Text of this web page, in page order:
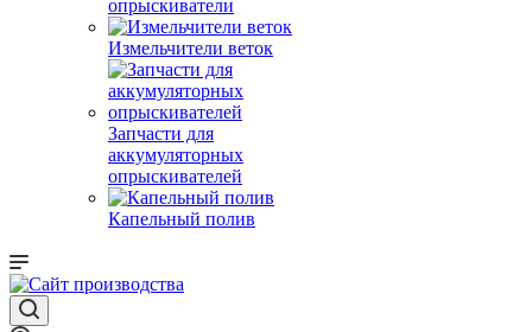
опрыскиватели
Измельчители веток
Запчасти для
аккумуляторных
опрыскивателей
Капельный полив